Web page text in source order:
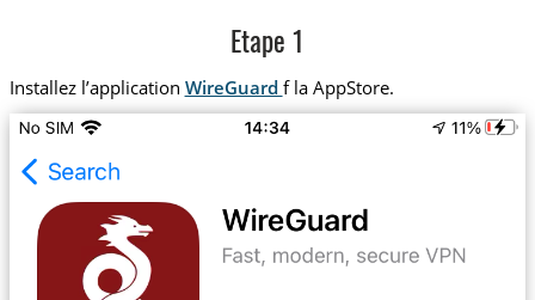
Etape 1
Installez l’application WireGuard f la AppStore.